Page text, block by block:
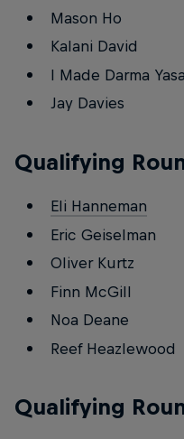
Mason Ho
Kalani David
I Made Darma Yasa
Jay Davies
Qualifying
Eli Hanneman
Eric Geiselman
Oliver Kurtz
Finn McGill
Noa Deane
Reef Heazlewood
Qualifying